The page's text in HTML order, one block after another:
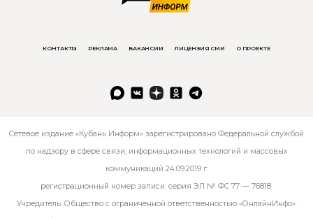
КОНТАКТЫ РЕКЛАМА ВАКАНСИИ ЛИЦЕНЗИЯ СМИ О ПРОЕКТЕ
Сетевое издание «Кубань Информ» зарегистрировано Федеральной службой
по надзору в сфере связи, информационных технологий и массовых
коммуникаций 24.09.2019 г.
регистрационный номер записи: серия ЭЛ № ФС 77 — 76818.
Учредитель: Общество с ограниченной ответственностью «ОнлайнИнфо».